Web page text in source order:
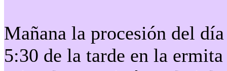
Mañana la procesión del
5:30 de la tarde en la